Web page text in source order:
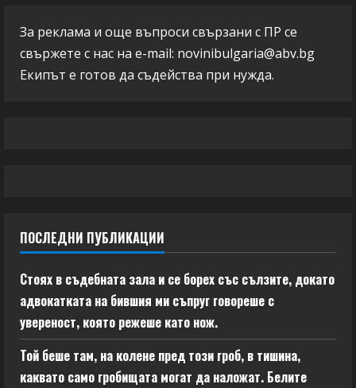
За реклама и още въпроси свързани с ПР се
свържете с нас на e-mail: novinibulgaria@abv.bg
Екипът е готов да съдейства при нужда.
ПОСЛЕДНИ ПУБЛИКАЦИИ
Стоях в съдебната зала и се борех със сълзите, докато
адвокатката на бившия ми съпруг говореше с
увереност, която режеше като нож.
Той беше там, на колене пред този гроб, в тишина,
каквато само гробищата могат да наложат. Белите